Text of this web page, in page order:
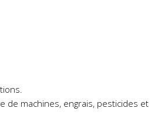
de machines, engrais, pesticides et